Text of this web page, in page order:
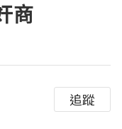
商
追蹤